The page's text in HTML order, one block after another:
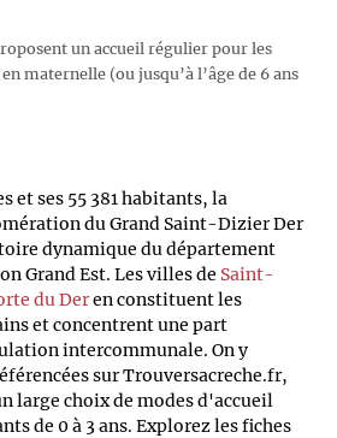
un accueil régulier pour les
maternelle (ou jusqu’à l’âge de 6 ans
et ses 55 381 habitants, la
du Grand Saint-Dizier Der
dynamique du département
Grand Est. Les villes de Saint-
du Deren constituent les
et concentrent une part
intercommunale. On y
sur Trouversacreche.fr,
large choix de modes d'accueil
de 0 à 3 ans. Explorez les fiches